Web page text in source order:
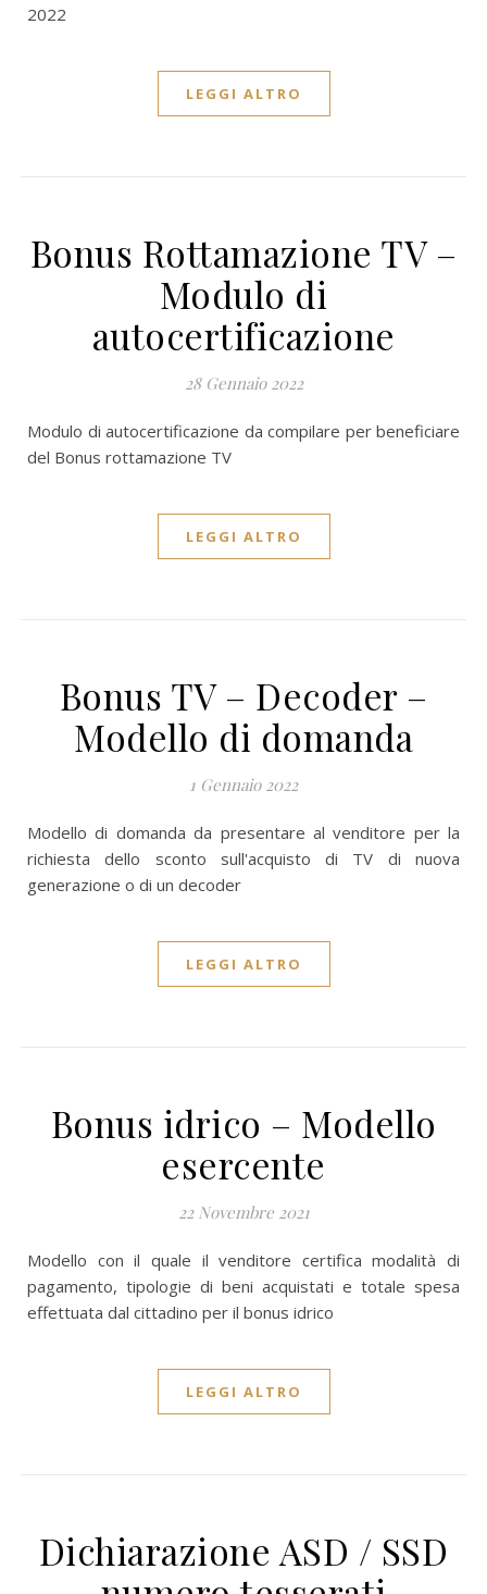
2022
LEGGI ALTRO
Bonus Rottamazione TV –
Modulo di
autocertificazione
28 Gennaio 2022
Modulo di autocertificazione da compilare per beneficiare
del Bonus rottamazione TV
LEGGI ALTRO
Bonus TV – Decoder –
Modello di domanda
1 Gennaio 2022
Modello di domanda da presentare al venditore per la
richiesta dello sconto sull'acquisto di TV di nuova
generazione o di un decoder
LEGGI ALTRO
Bonus idrico – Modello
esercente
22 Novembre 2021
Modello con il quale il venditore certifica modalità di
pagamento, tipologie di beni acquistati e totale spesa
effettuata dal cittadino per il bonus idrico
LEGGI ALTRO
Dichiarazione ASD / SSD